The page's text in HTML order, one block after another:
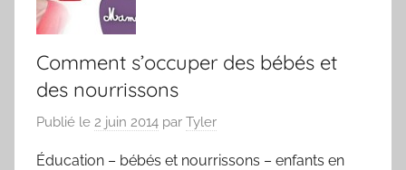
Comment s’occuper des bébés et
des nourrissons
Publié le 2 juin 2014 par Tyler
Éducation – bébés et nourrissons – enfants en